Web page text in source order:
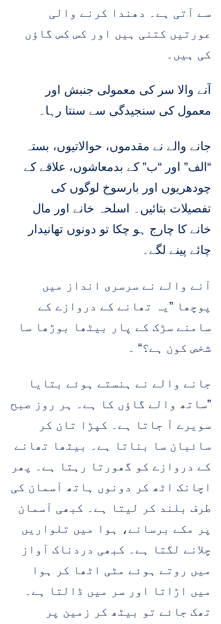
سے آتی ہے۔ دھندا کرنے والی
عورتیں کتنی ہیں اور کس کس گاؤں
کی ہیں۔
آنے والا سر کی معمولی جنبش اور
معمول کی سنجیدگی سے سنتا رہا۔
جانے والے نے مقدموں، حوالاتیوں، بستہ
“الف” اور “ب” کے بدمعاشوں، علاقے کے
چودھریوں اور بارسوخ لوگوں کی
تفصیلات بتائیں۔ اسلحہ خانے اور مال
خانے کا چارج ہو چکا تو دونوں تھانیدار
چائے پینے لگے۔
آنے والے نے سرسری انداز میں
پوچھا ”یہ تھانے کے دروازے کے
سامنے سڑک کے پار بیٹھا بوڑھا سا
شخص کون ہے؟“ ۔
جانے والے نے ہنستے ہوئے بتایا
”ساتھ والے گاؤں کا ہے۔ ہر روز صبح
سویرے آ جاتا ہے۔ کپڑا تان کر
سائبان سا بناتا ہے۔ بیٹھا تھانے
کے دروازے کو گھورتا رہتا ہے۔ پھر
اچانک اٹھ کر دونوں ہاتھ آسمان کی
طرف بلند کر لیتا ہے۔ کبھی آسمان
پر مکے برسانے، ہوا میں تلواریں
چلانے لگتا ہے۔ کبھی دردناک آواز
میں روتے ہوئے مٹی اٹھا کر ہوا
میں اڑاتا اور سر میں ڈالتا ہے۔
تھک جائے تو بیٹھ کر زمین پر